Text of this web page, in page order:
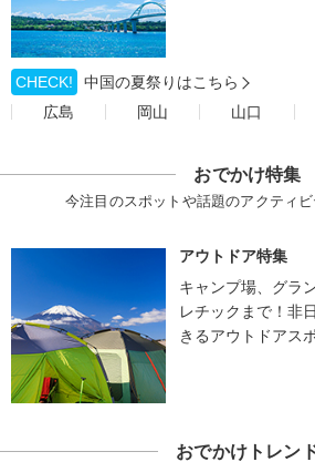
CHECK!
中国の夏祭りはこちら
広島
岡山 山口
おでかけ特集
今注目のスポットや話題のアクティ
アウトドア特集
キャンプ場、グラ
レチックまで！非
きるアウトドアス
おでかけトレン